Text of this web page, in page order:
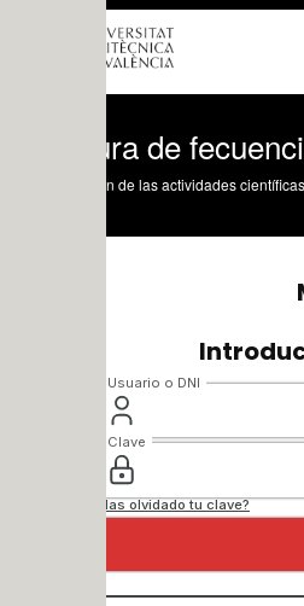
de fecuencia con
de las actividades científicas, tecnológicas